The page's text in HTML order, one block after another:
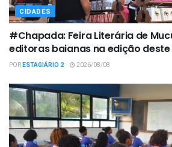
CIDADES
#Chapada: Feira Literária de
editoras baianas na edição
PORESTAGIÁRIO 2 2026/08/08